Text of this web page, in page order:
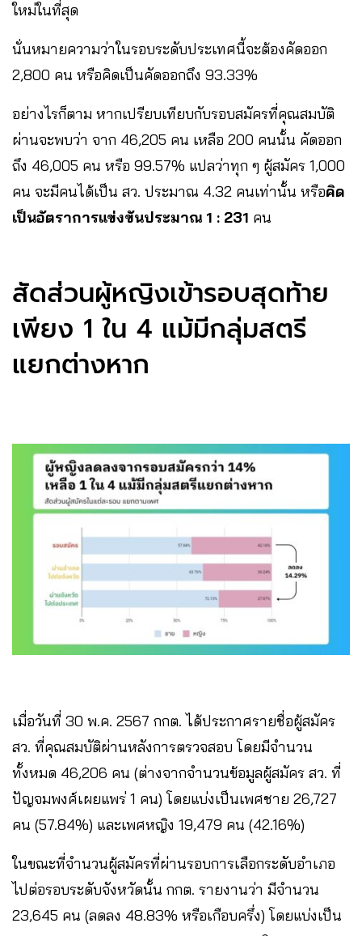
ใหม่ในที่สุด
นั่นหมายความว่าในรอบระดับประเทศนี้จะต้องคัดออก
2,800 คน หรือคิดเป็นคัดออกถึง 93.33%
อย่างไรก็ตาม หากเปรียบเทียบกับรอบสมัครที่คุณสมบัติ
ผ่านจะพบว่า จาก 46,205 คน เหลือ 200 คนนั้น คัดออก
ถึง 46,005 คน หรือ 99.57% แปลว่าทุก ๆ ผู้สมัคร 1,000
คน จะมีคนได้เป็น สว. ประมาณ 4.32 คนเท่านั้น หรือคิด
เป็นอัตราการแข่งขันประมาณ 1 : 231 คน
สัดส่วนผู้หญิงเข้ารอบสุดท้าย
เพียง 1 ใน 4 แม้มีกลุ่มสตรี
แยกต่างหาก
เมื่อวันที่ 30 พ.ค. 2567 กกต. ได้ประกาศรายชื่อผู้สมัคร
สว. ที่คุณสมบัติผ่านหลังการตรวจสอบ โดยมีจำนวน
ทั้งหมด 46,206 คน (ต่างจากจำนวนข้อมูลผู้สมัคร สว. ที่
ปัญจมพงศ์เผยแพร่ 1 คน) โดยแบ่งเป็นเพศชาย 26,727
คน (57.84%) และเพศหญิง 19,479 คน (42.16%)
ในขณะที่จำนวนผู้สมัครที่ผ่านรอบการเลือกระดับอำเภอ
ไปต่อรอบระดับจังหวัดนั้น กกต. รายงานว่า มีจำนวน
23,645 คน (ลดลง 48.83% หรือเกือบครึ่ง) โดยแบ่งเป็น